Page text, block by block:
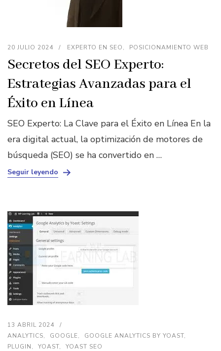
20 JULIO 2024 EXPERTO EN SEO POSICIONAMIENTO WEB
Secretos del SEO Experto:
Estrategias Avanzadas para el
Éxito en Línea
SEO Experto: La Clave para el Éxito en Línea En la
era digital actual, la optimización de motores de
búsqueda (SEO) se ha convertido en …
Seguir leyendo
13 ABRIL 2024
ANALYTICS
GOOGLE
GOOGLE ANALYTICS BY YOAST
PLUGIN
YOAST YOAST SEO